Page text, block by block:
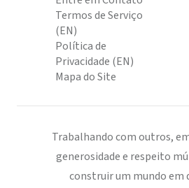
Termos de Serviço
(EN)
Política de
Privacidade (EN)
Mapa do Site
Trabalhando com outros,
generosidade e respeito
construir um mundo em